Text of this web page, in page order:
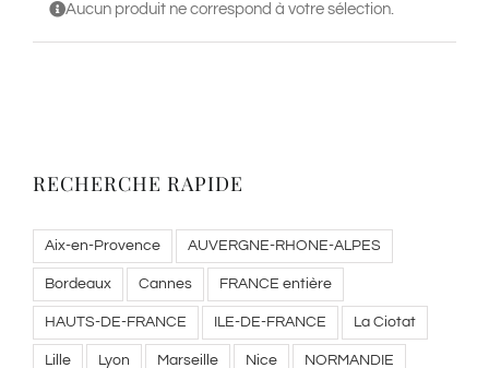
Aucun produit ne correspond à votre sélection.
RECHERCHE RAPIDE
Aix-en-Provence AUVERGNE-RHONE-ALPES
Bordeaux Cannes FRANCE entière
HAUTS-DE-FRANCE ILE-DE-FRANCE La Ciotat
Lille Lyon Marseille Nice NORMANDIE